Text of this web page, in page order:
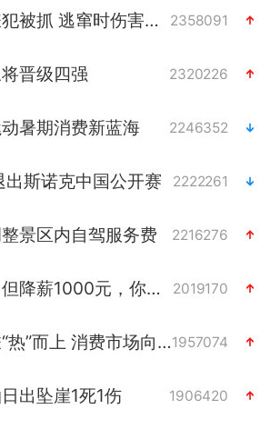
河南刑案嫌犯被抓 逃窜时伤害多人 2358091
晋级四强 2320226
暑期消费新蓝海 2246352
出斯诺克中国公开赛 2222261
景区内自驾服务费 2216276
上四休三，但降薪1000元，你接受吗？ 2019170
夏日经济乘“热”而上 消费市场向“新”而行1957074
出坠崖1死1伤 1906420